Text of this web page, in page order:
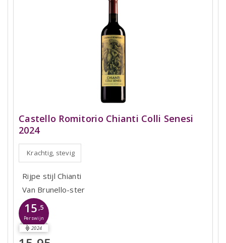
Castello Romitorio Chianti Colli Senesi
2024
Krachtig, stevig
Rijpe stijl Chianti
Van Brunello-ster
15 ,5
Perswijn
2024